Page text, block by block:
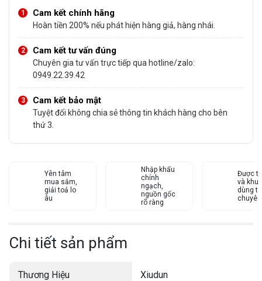
Cam kết chính hãng
Hoàn tiền 200% nếu phát hiện hàng giả, hàng nhái.
Cam kết tư vấn đúng
Chuyên gia tư vấn trực tiếp qua hotline/zalo:
0949.22.39.42
Cam kết bảo mật
Tuyệt đối không chia sẻ thông tin khách hàng cho bên
thứ 3.
Yên tâm
mua sắm,
giải toả lo
âu
Nhập khẩu
chính
ngạch,
nguồn gốc
rõ ràng
Được
và
dùng từ
Chi tiết sản phẩm
Thương Hiệu Xiudun